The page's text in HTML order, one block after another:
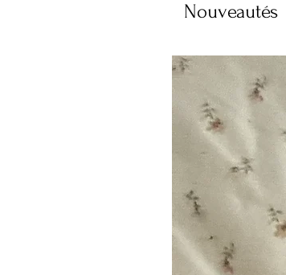
Nouveautés